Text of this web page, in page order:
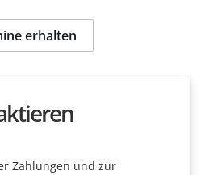
erhalten
Zahlungen und zur